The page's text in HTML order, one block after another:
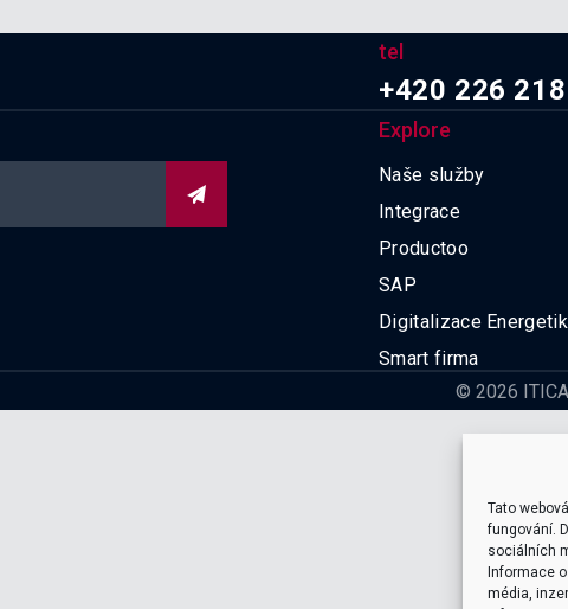
Tato
fungování.
sociálních
Informace
média,
tel
+420 226

Explore
Naše služby
Integrace
Productoo
SAP
Digitalizace
Smart firma
© 2026